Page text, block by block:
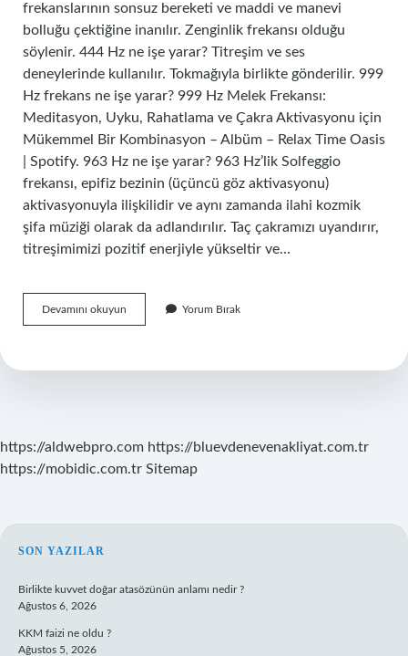
frekanslarının sonsuz bereketi ve maddi ve manevi
bolluğu çektiğine inanılır. Zenginlik frekansı olduğu
söylenir. 444 Hz ne işe yarar? Titreşim ve ses
deneylerinde kullanılır. Tokmağıyla birlikte gönderilir. 999
Hz frekans ne işe yarar? 999 Hz Melek Frekansı:
Meditasyon, Uyku, Rahatlama ve Çakra Aktivasyonu için
Mükemmel Bir Kombinasyon – Albüm – Relax Time Oasis
| Spotify. 963 Hz ne işe yarar? 963 Hz’lik Solfeggio
frekansı, epifiz bezinin (üçüncü göz aktivasyonu)
aktivasyonuyla ilişkilidir ve aynı zamanda ilahi kozmik
şifa müziği olarak da adlandırılır. Taç çakramızı uyandırır,
titreşimimizi pozitif enerjiyle yükseltir ve…
Devamını okuyun
Hz
Ise
Yorum Bırak
https://aldwebpro.com https://bluevdenevenakliyat.com.tr
https://mobidic.com.tr Sitemap
SIDEBAR
SON YAZILAR
Birlikte kuvvet doğar atasözünün anlamı nedir ?
Ağustos 6, 2026
KKM faizi ne oldu ?
Ağustos 5, 2026